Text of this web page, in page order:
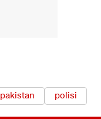
pakistan polisi